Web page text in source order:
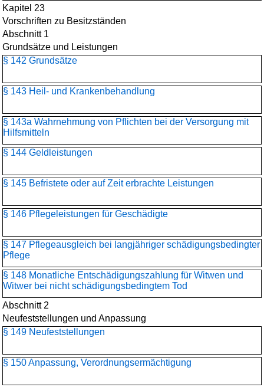
Kapitel 23
Vorschriften zu Besitzständen
Abschnitt 1
Grundsätze und Leistungen
§ 142 Grundsätze
§ 143 Heil- und Krankenbehandlung
§ 143a Wahrnehmung von Pflichten bei der Versorgung mit
Hilfsmitteln
§ 144 Geldleistungen
§ 145 Befristete oder auf Zeit erbrachte Leistungen
§ 146 Pflegeleistungen für Geschädigte
§ 147 Pflegeausgleich bei langjähriger schädigungsbedingter
Pflege
§ 148 Monatliche Entschädigungszahlung für Witwen und
Witwer bei nicht schädigungsbedingtem Tod
Abschnitt 2
Neufeststellungen und Anpassung
§ 149 Neufeststellungen
§ 150 Anpassung, Verordnungsermächtigung